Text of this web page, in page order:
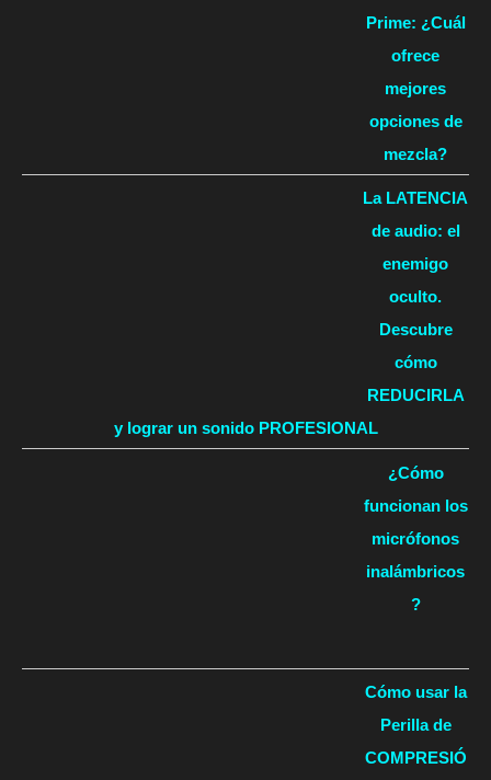
Prime: ¿Cuál
ofrece
mejores
opciones de
mezcla?
La LATENCIA
de audio: el
enemigo
oculto.
Descubre
cómo
REDUCIRLA
y lograr un sonido PROFESIONAL
¿Cómo
funcionan los
micrófonos
inalámbricos
?
Cómo usar la
Perilla de
COMPRESIÓ